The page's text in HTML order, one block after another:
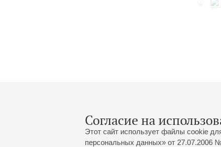
Согласие на
Этот сайт использует файлы cookie
персональных данных» от 27.07.2006